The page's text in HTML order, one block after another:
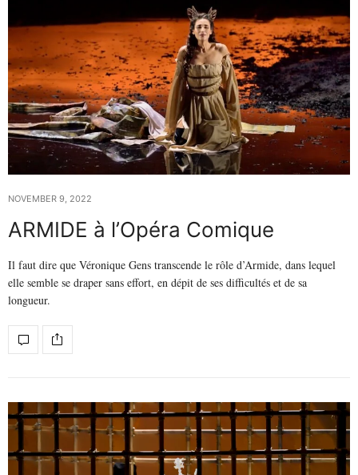
NOVEMBER 9, 2022
ARMIDE à l’Opéra Comique
Il faut dire que Véronique Gens transcende le rôle d’Armide, dans lequel
elle semble se draper sans effort, en dépit de ses difficultés et de sa
longueur.